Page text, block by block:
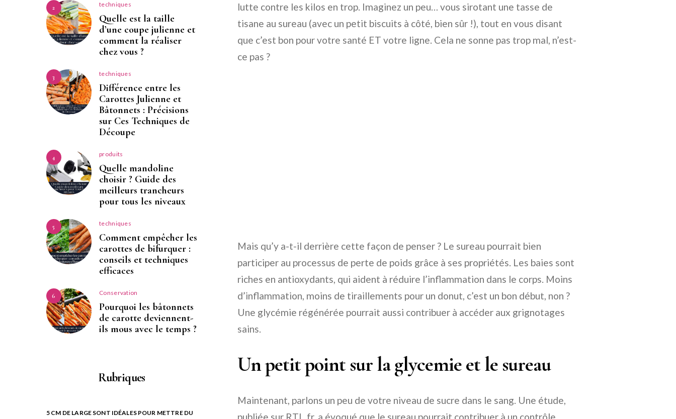
lutte contre les kilos en trop. Imaginez un peu… vous sirotant une tasse de
tisane au sureau (avec un petit biscuits à côté, bien sûr !), tout en vous disant
que c’est bon pour votre santé ET votre ligne. Cela ne sonne pas trop mal, n’est-
ce pas ?
Mais qu’y a-t-il derrière cette façon de penser ? Le sureau pourrait bien
participer au processus de perte de poids grâce à ses propriétés. Les baies sont
riches en antioxydants, qui aident à réduire l’inflammation dans le corps. Moins
d’inflammation, moins de tiraillements pour un donut, c’est un bon début, non ?
Une glycémie régénérée pourrait aussi contribuer à accéder aux grignotages
sains.
Un petit point sur la glycemie et le sureau
Maintenant, parlons un peu de votre niveau de sucre dans le sang. Une étude,
2 techniques
Quelle est la taille
d’une coupe julienne et
comment la réaliser
chez vous ?
3 techniques
Différence entre les
Carottes Julienne et
Bâtonnets : Précisions
sur Ces Techniques de
Découpe
4 produits
Quelle mandoline
choisir ? Guide des
meilleurs trancheurs
pour tous les niveaux
5 techniques
Comment empêcher les
carottes de bifurquer :
conseils et techniques
efficaces
6 Conservation
Pourquoi les bâtonnets
de carotte deviennent-
ils mous avec le temps ?
Rubriques
5 CM DE LARGE SONT IDÉALES POUR METTRE DU